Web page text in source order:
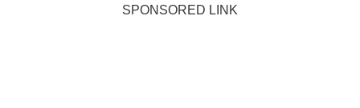
SPONSORED LINK